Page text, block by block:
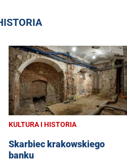
KULTURA I HISTORIA
Skarbiec krakowskiego
banku